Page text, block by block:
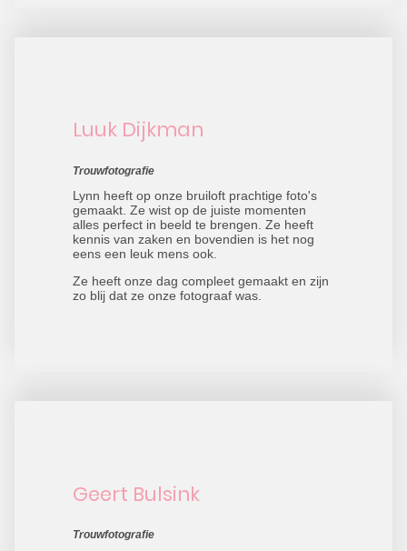
Luuk Dijkman
Trouwfotografie
Lynn heeft op onze bruiloft prachtige foto's
gemaakt. Ze wist op de juiste momenten
alles perfect in beeld te brengen. Ze heeft
kennis van zaken en bovendien is het nog
eens een leuk mens ook.
Ze heeft onze dag compleet gemaakt en zijn
zo blij dat ze onze fotograaf was.
Geert Bulsink
Trouwfotografie